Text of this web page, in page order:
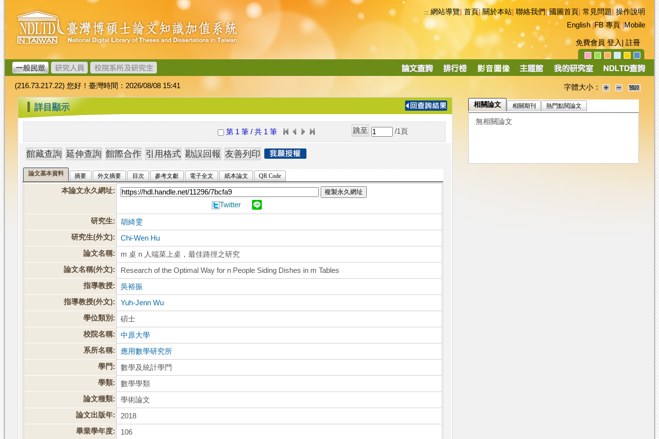
跳
到
主
要
內
容
臺
灣
博
碩
士
論
文
加
值
系
統
::: 網站導覽|首頁|關於本站 聯絡我們|國圖首頁 常見問題|操作說明
English|FB 專頁|Mobile
免費會員 登入 註冊
導
(216.73.217.22) 您好！臺灣時間：2026/08/08 15:41 字體大小：
::: 詳目顯示
第 1 筆 / 共 1 筆 /1 頁
論文基本資料 摘要 外文摘要 目次 參考文獻 電子全文 紙本論文 QR Code
本論文永久網址: 複製永久網址
Twitter
研究生:
胡綺雯
研究生(外文):
Chi-Wen Hu
論文名稱:
m 桌 n 人端菜上桌，最佳路徑之研究
論文名稱(外文):
Research of the Optimal Way for n People Siding Dishes in m Tables
指導教授:
吳裕振
指導教授(外文):
Yuh-Jenn Wu
學位類別:
碩士
校院名稱:
中原大學
系所名稱:
應用數學研究所
學門:
數學及統計學門
學類:
數學學類
論文種類:
學術論文
論文出版年:
2018
畢業學年度:
106
相關論文 相關期刊 熱門點閱論文
無相關論文